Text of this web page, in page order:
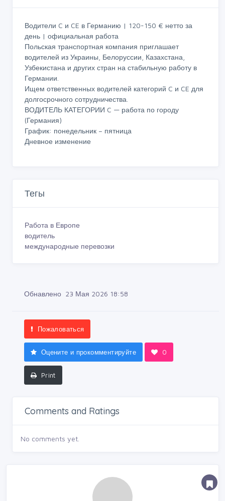
Водители C и CE в Германию | 120-150 € нетто за
день | официальная работа
Польская транспортная компания приглашает
водителей из Украины, Белоруссии, Казахстана,
Узбекистана и других стран на стабильную работу в
Германии.
Ищем ответственных водителей категорий C и CE для
долгосрочного сотрудничества.
ВОДИТЕЛЬ КАТЕГОРИИ C — работа по городу
(Германия)
График: понедельник – пятница
Дневное изменение
Тегы
Работа в Европе
водитель
международные перевозки
Обнавлено 23 Мая 2026 18:58
Пожаловаться
Оцените и прокомментируйте 0
Print
Comments and Ratings
No comments yet.